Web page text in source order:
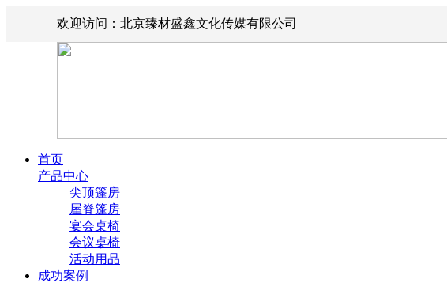
欢迎访问：北京臻材盛鑫文化传媒有限公司
首页
产品中心
尖顶篷房
屋脊篷房
宴会桌椅
会议桌椅
活动用品
成功案例